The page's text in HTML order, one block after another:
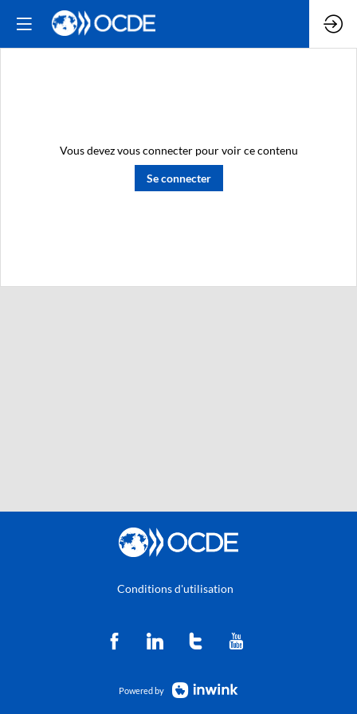
Vous devez vous connecter pour voir ce contenu
Se connecter
Conditions d'utilisation
Powered by